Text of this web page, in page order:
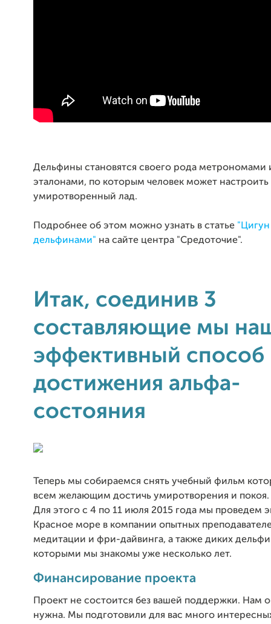
Дельфины становятся своего рода метрономами
эталонами, по которым человек может настроить
умиротворенный лад.
Подробнее об этом можно узнать в статье "Цигун
дельфинами" на сайте центра "Средоточие".
Итак, соединив 3
составляющие мы
эффективный способ
достижения альфа-
состояния
Теперь мы собираемся снять учебный фильм
всем желающим достичь умиротворения и покоя.
Для этого c 4 по 11 июля 2015 года мы проведем
Красное море в компании опытных
медитации и фри-дайвинга, а также диких
которыми мы знакомы уже несколько лет.
Финансирование проекта
Проект не состоится без вашей поддержки. Нам
нужна. Мы подготовили для вас много